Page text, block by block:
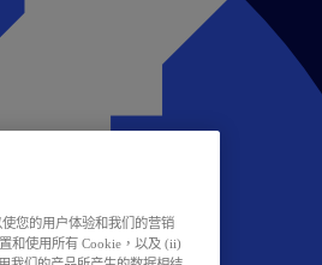
您的用户体验和我们的营销
和使用所有 Cookie，以及 (ii)